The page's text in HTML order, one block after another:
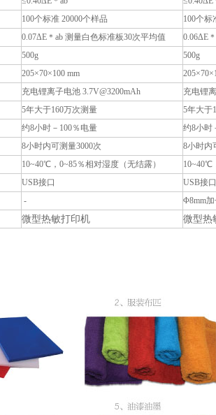
100个标准 20000个样品 100个标
0.07ΔE ＊ab 测量白色标准板30次平均值 0.06ΔE
500g 500g
205×70×100 mm 205×70
充电锂离子电池 3.7V@3200mAh 充电锂
5年大于160万次测量 5年大于
约8小时－100％电量 约8小时
8小时内可测量3000次 8小时内
10~40℃ ，0~85％相对湿度（无结露） 10~40℃
USB接口 USB接口
- Φ8mm
微型热敏打印机 微型热